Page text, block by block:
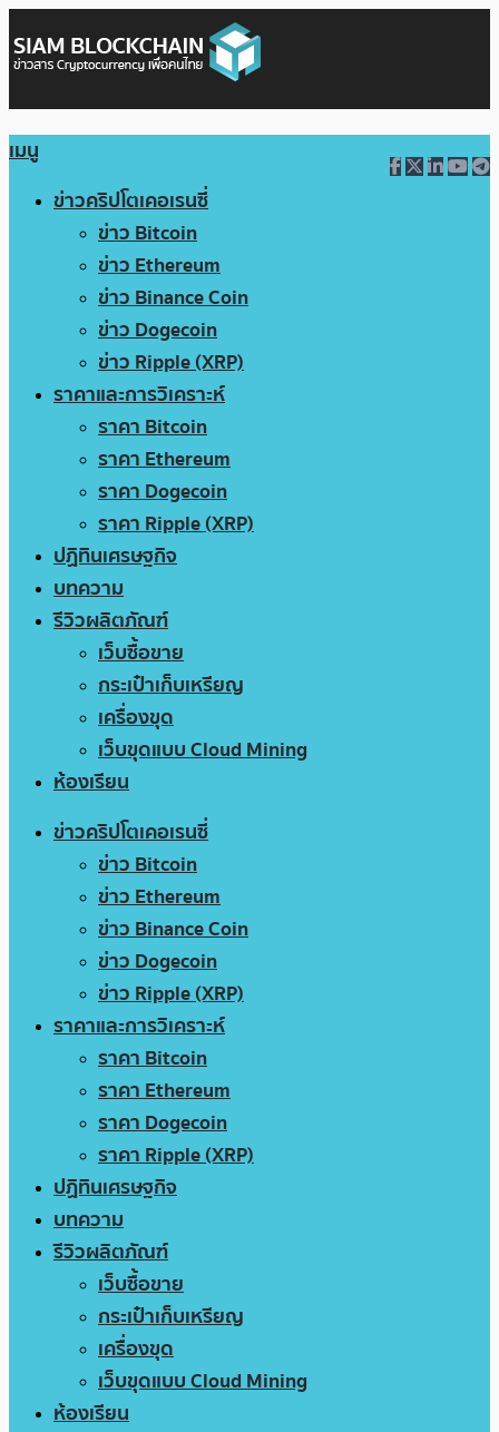
เมนู
ข่าวคริปโตเคอเรนซี่
ข่าว Bitcoin
ข่าว Ethereum
ข่าว Binance Coin
ข่าว Dogecoin
ข่าว Ripple (XRP)
ราคาและการวิเคราะห์
ราคา Bitcoin
ราคา Ethereum
ราคา Dogecoin
ราคา Ripple (XRP)
ปฏิทินเศรษฐกิจ
บทความ
รีวิวผลิตภัณฑ์
เว็บซื้อขาย
กระเป๋าเก็บเหรียญ
เครื่องขุด
เว็บขุดแบบ Cloud Mining
ห้องเรียน
ข่าวคริปโตเคอเรนซี่
ข่าว Bitcoin
ข่าว Ethereum
ข่าว Binance Coin
ข่าว Dogecoin
ข่าว Ripple (XRP)
ราคาและการวิเคราะห์
ราคา Bitcoin
ราคา Ethereum
ราคา Dogecoin
ราคา Ripple (XRP)
ปฏิทินเศรษฐกิจ
บทความ
รีวิวผลิตภัณฑ์
เว็บซื้อขาย
กระเป๋าเก็บเหรียญ
เครื่องขุด
เว็บขุดแบบ Cloud Mining
ห้องเรียน